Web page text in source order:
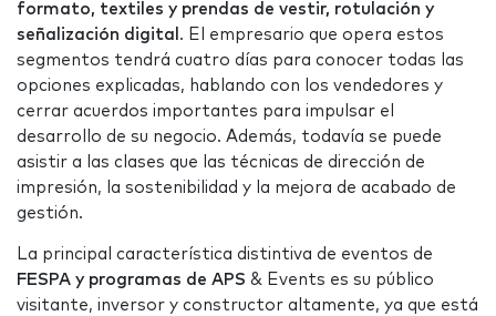
formato, textiles y prendas de vestir, rotulación y
señalización digital . El empresario que opera estos
segmentos tendrá cuatro días para conocer todas las
opciones explicadas, hablando con los vendedores y
cerrar acuerdos importantes para impulsar el
desarrollo de su negocio. Además, todavía se puede
asistir a las clases que las técnicas de dirección de
impresión, la sostenibilidad y la mejora de acabado de
gestión.
La principal característica distintiva de eventos de
FESPA y programas de APS & Events es su público
visitante, inversor y constructor altamente, ya que está